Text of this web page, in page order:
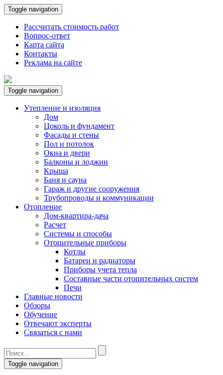
Toggle navigation
Рассчитать стоимость работ
Вопрос-ответ
Карта сайта
Контакты
Реклама на сайте
Toggle navigation
Утепление и изоляция
Дом
Цоколь и фундамент
Фасады и стены
Пол и потолок
Окна и двери
Балконы и лоджии
Крыша
Баня и сауна
Гараж и другие сооружения
Трубопроводы и коммуникации
Отопление
Дом-квартира-дача
Расчет
Системы и способы
Отопительные приборы
Котлы
Батареи и радиаторы
Приборы учета тепла
Составные части отопительных систем
Печи
Главные новости
Обзоры
Обучение
Отвечают эксперты
Связаться с нами
Toggle navigation